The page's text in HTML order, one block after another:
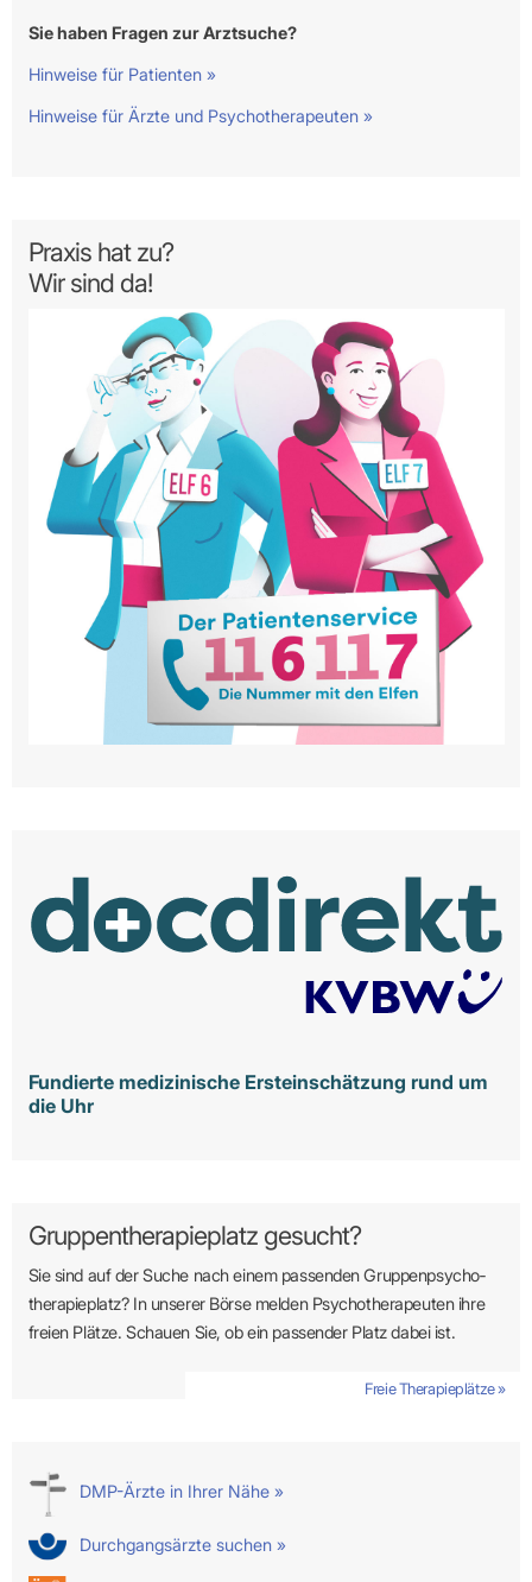
Sie haben Fragen zur Arztsuche?
Hinweise für Patienten »
Hinweise für Ärzte und Psychotherapeuten »
Praxis hat zu?
Wir sind da!
Fundierte medizinische Ersteinschätzung rund um
die Uhr
Gruppentherapieplatz gesucht?
Sie sind auf der Suche nach einem passenden Gruppen­psycho­
therapie­platz? In unserer Börse melden Psycho­­thera­­peuten ihre
freien Plätze. Schauen Sie, ob ein passender Platz dabei ist.
Freie Therapieplätze »
DMP-Ärzte in Ihrer Nähe »
Durchgangsärzte suchen »